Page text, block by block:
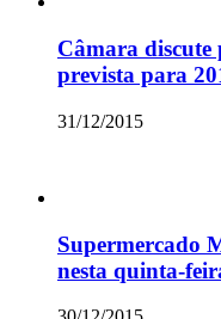
Câmara discute
prevista para
31/12/2015
Supermercado
nesta quinta-